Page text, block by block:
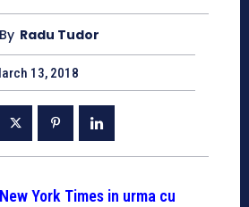
By Radu Tudor
13, 2018
York Times in urma cu